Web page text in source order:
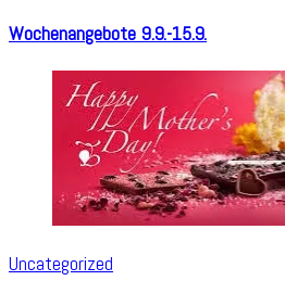
Wochenangebote 9.9.-15.9.
Uncategorized